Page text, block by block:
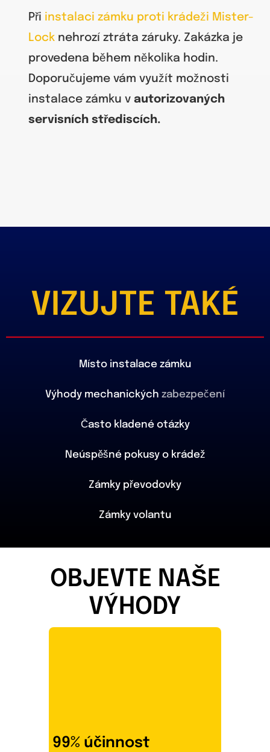
Při instalaci zámku proti krádeži Mister-
Locknehrozí ztráta záruky. Zakázka je
provedena během několika hodin.
Doporučujeme vám využít možnosti
instalace zámku v autorizovaných
servisních střediscích.
VIZUJTE TAKÉ
Místo instalace zámku
Výhody mechanických zabezpečení
Často kladené otázky
Neúspěšné pokusy o krádež
Zámky převodovky
Zámky volantu
OBJEVTE NAŠE
VÝHODY
99% účinnost